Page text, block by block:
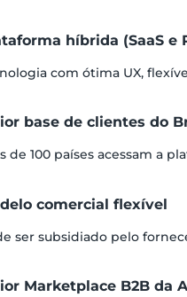
híbrida (SaaS e
com ótima UX,
base de clientes do
de 100 países acessam a
comercial flexível
ser subsidiado pelo
Marketplace B2B da